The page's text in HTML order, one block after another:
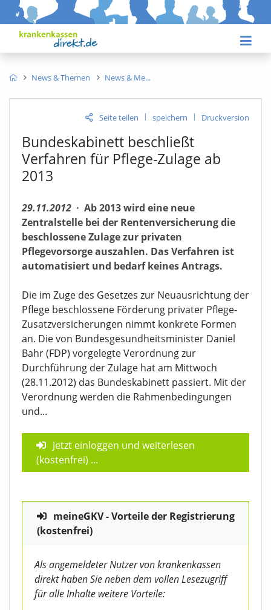
News & Themen News & Me
Seite teilen | speichern | Druckversion
Bundeskabinett beschließt
Verfahren für Pflege-Zulage ab
2013
29.11.2012 · Ab 2013 wird eine neue
Zentralstelle bei der Rentenversicherung die
beschlossene Zulage zur privaten
Pflegevorsorge auszahlen. Das Verfahren ist
automatisiert und bedarf keines Antrags.
Die im Zuge des Gesetzes zur Neuausrichtung der
Pflege beschlossene Förderung privater Pflege-
Zusatzversicherungen nimmt konkrete Formen
an. Die von Bundesgesundheitsminister Daniel
Bahr (FDP) vorgelegte Verordnung zur
Durchführung der Zulage hat am Mittwoch
(28.11.2012) das Bundeskabinett passiert. Mit der
Verordnung werden die Rahmenbedingungen
und...
Jetzt einloggen und weiterlesen
(kostenfrei) ...
meineGKV - Vorteile der Registrierung
(kostenfrei)
Als angemeldeter Nutzer von krankenkassen
direkt haben Sie neben dem vollen Lesezugriff
für alle Inhalte weitere Vorteile: